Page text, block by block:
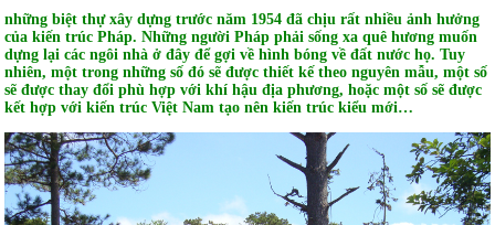
những biệt thự xây dựng trước năm 1954 đã chịu rất nhiều ảnh hưởng
của kiến trúc Pháp. Những người Pháp phải sống xa quê hương muốn
dựng lại các ngôi nhà ở đây để gợi về hình bóng về đất nước họ. Tuy
nhiên, một trong những số đó sẽ được thiết kế theo nguyên mẫu, một số
sẽ được thay đổi phù hợp với khí hậu địa phương, hoặc một số sẽ được
kết hợp với kiến trúc Việt Nam tạo nên kiến trúc kiểu mới…